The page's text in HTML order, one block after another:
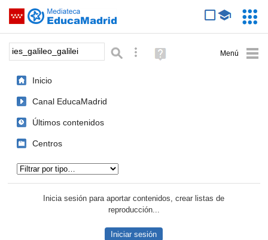
Saltar navegación
Palabra o frase: Búsqueda avanzada
Ayuda
(en
Inicio
Canal EducaMadrid
Últimos contenidos
Centros
Inicia sesión para aportar contenidos, crear listas de
reproducción...
Iniciar sesión